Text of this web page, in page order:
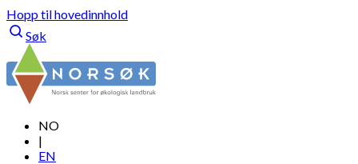
Hopp til hovedinnhold
Søk
NO
|
EN